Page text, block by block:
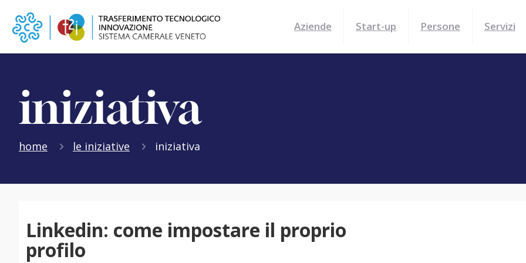
Aziende Start-up Persone Servizi
iniziativa
home le iniziative iniziativa
Linkedin: come impostare il proprio
profilo